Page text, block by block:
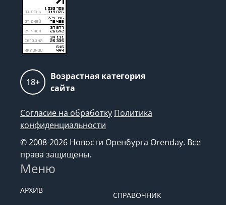
18+
Возрастная категория
сайта
Согласие на обработку Политика
конфиденциальности
© 2008-2026 Новости Оренбурга Orenday. Все
права защищены.
Меню
АРХИВ
СПРАВОЧНИК